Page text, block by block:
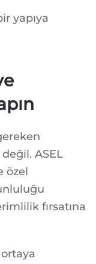
yapıya
ASEL
özel
fırsatına